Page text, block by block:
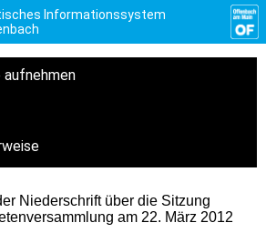
Informationssystem
aufnehmen
Niederschrift über die Sitzung
am 22. März 2012